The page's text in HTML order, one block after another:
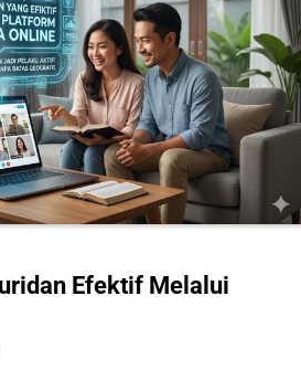
Efektif Melalui